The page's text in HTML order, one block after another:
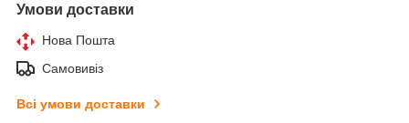
Умови доставки
Нова Пошта
Самовивіз
Всі умови доставки